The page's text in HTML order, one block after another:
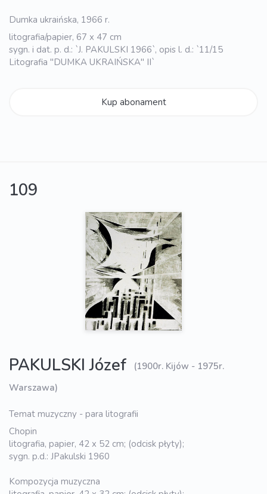
Dumka ukraińska, 1966 r.
litografia/papier, 67 x 47 cm
sygn. i dat. p. d.: `J. PAKULSKI 1966`, opis l. d.: `11/15
Litografia "DUMKA UKRAIŃSKA" II`
Kup abonament
109
PAKULSKI Józef
(1900r. Kijów - 1975r.
Warszawa)
Temat muzyczny - para litografii
Chopin
litografia, papier, 42 x 52 cm; (odcisk płyty);
sygn. p.d.: JPakulski 1960
Kompozycja muzyczna